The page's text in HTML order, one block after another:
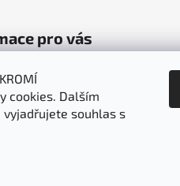
cookies. Dalším
souhlas s
pro vás
podmínky
ochrany osobních údajů
a platba